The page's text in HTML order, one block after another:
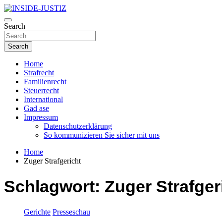
Skip
to
content
INSIDE-JUSTIZ
Investigativer Journalismus zur Dritten Gewalt
Search
Search
Home
Strafrecht
Familienrecht
Steuerrecht
International
Gad ase
Impressum
Datenschutzerklärung
So kommunizieren Sie sicher mit uns
Home
Zuger Strafgericht
Schlagwort: Zuger
Gerichte Presseschau